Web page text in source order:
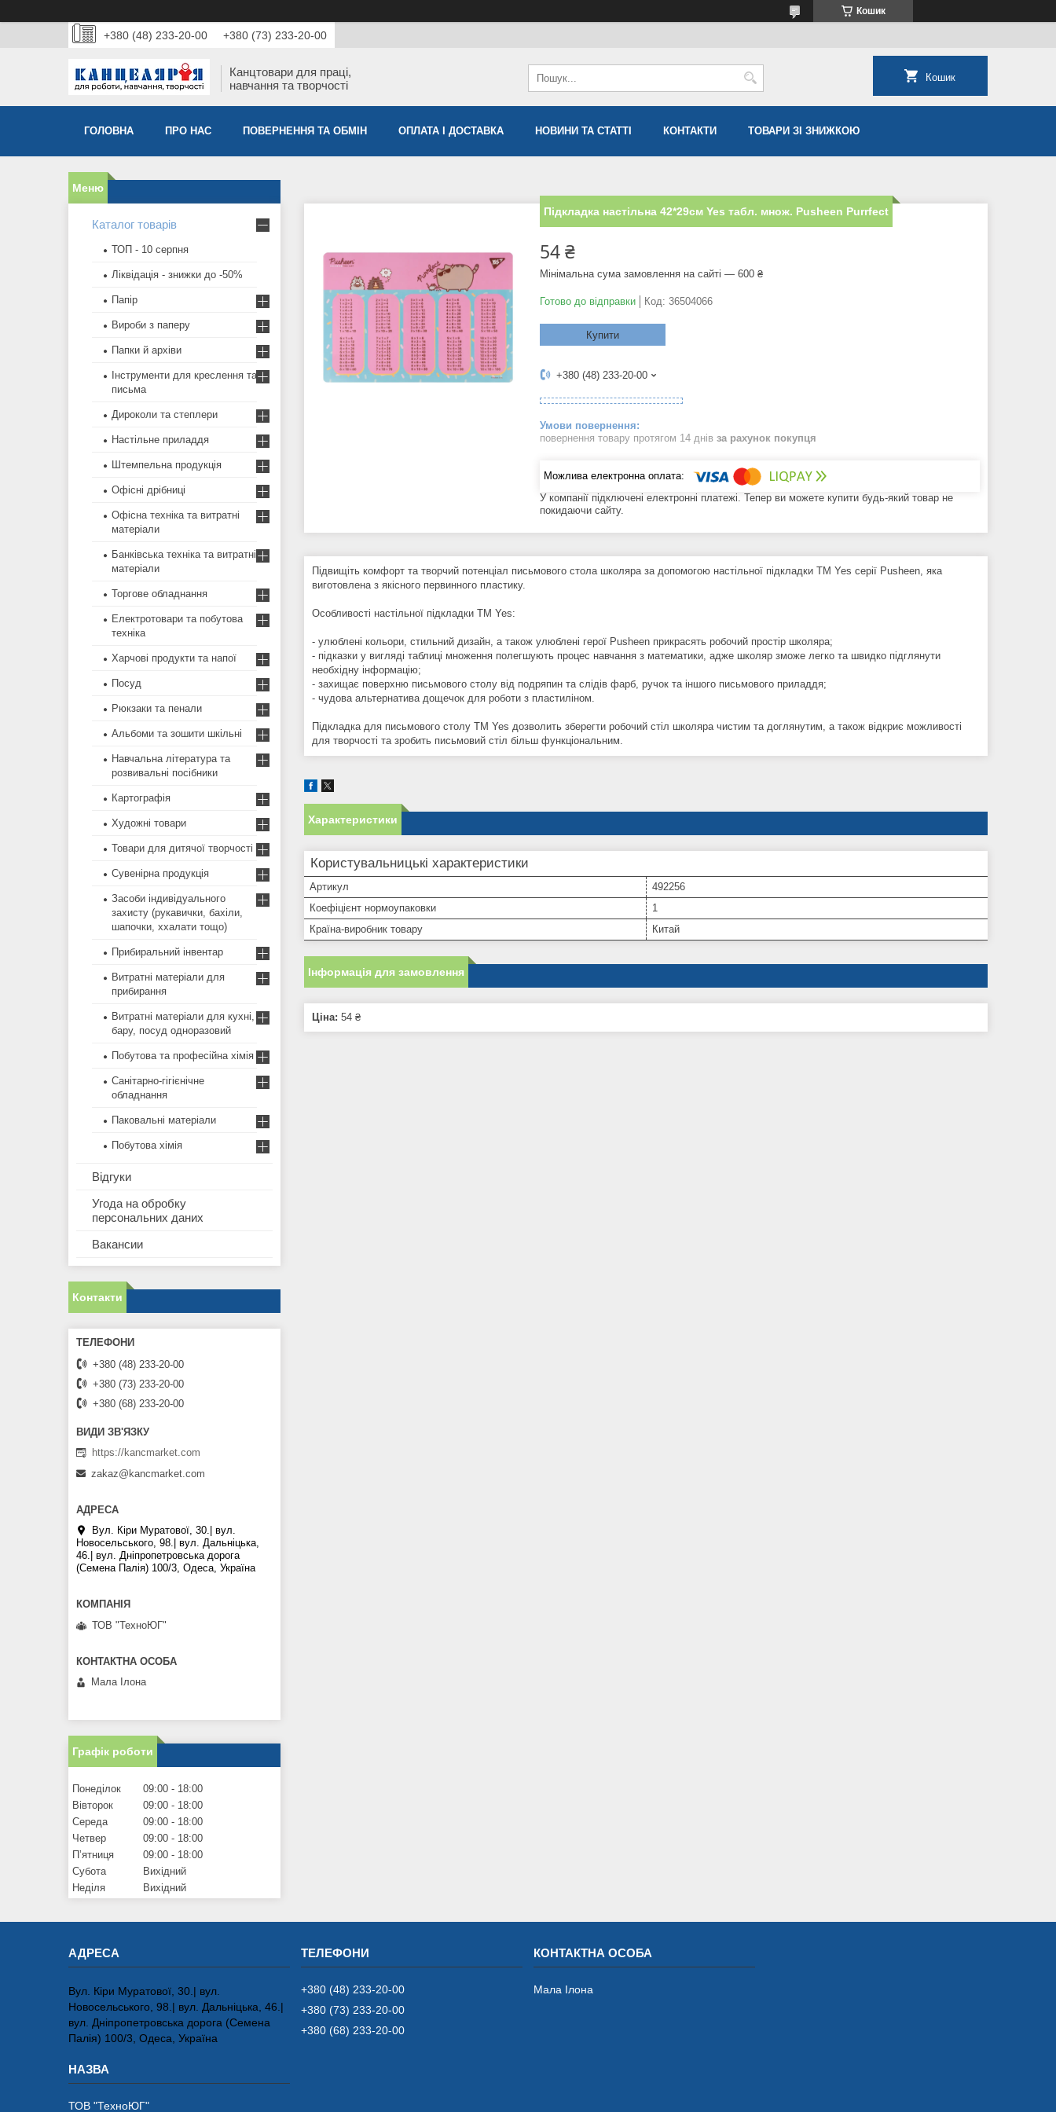
Кошик
+380 (48) 233-20-00 +380 (73) 233-20-00
Канцтовари для працi,
навчання та творчостi
Кошик
ГОЛОВНА ПРО НАС ПОВЕРНЕННЯ ТА ОБМIН ОПЛАТА І ДОСТАВКА НОВИНИ ТА СТАТТІ КОНТАКТИ ТОВАРИ ЗІ ЗНИЖКОЮ
Підкладка настільна 42*29см Yes табл. множ. Pusheen Purrfect
54 ₴
Мінімальна сума замовлення на сайті — 600 ₴
Готово до відправки Код: 36504066
Купити
+380 (48) 233-20-00
повернення товару протягом 14 днів за рахунок покупця
У компанії підключені електронні платежі. Тепер ви можете купити будь-який товар не
покидаючи сайту.
Підвищіть комфорт та творчий потенціал письмового стола школяра за допомогою настільної підкладки ТМ Yes серії Pusheen, яка
виготовлена з якісного первинного пластику.
Особливості настільної підкладки ТМ Yes:
- улюблені кольори, стильний дизайн, а також улюблені герої Pusheen прикрасять робочий простір школяра;
- підказки у вигляді таблиці множення полегшують процес навчання з математики, адже школяр зможе легко та швидко підглянути
необхідну інформацію;
- захищає поверхню письмового столу від подряпин та слідів фарб, ручок та іншого письмового приладдя;
- чудова альтернатива дощечок для роботи з пластиліном.
Підкладка для письмового столу ТМ Yes дозволить зберегти робочий стіл школяра чистим та доглянутим, а також відкриє можливості
для творчості та зробить письмовий стіл більш функціональним.
Характеристики
Користувальницькі характеристики
Артикул
492256
Коефіцієнт нормоупаковки
1
Країна-виробник товару
Китай
Інформація для замовлення
Ціна: 54 ₴
Каталог товарів
ТОП - 10 серпня
Ліквідація - знижки до -50%
Папір
Вироби з паперу
Папки й архіви
Інструменти для креслення та
письма
Дироколи та степлери
Настільне приладдя
Штемпельна продукція
Офісні дрібниці
Офісна техніка та витратні
матеріали
Банківська техніка та витратні
матеріали
Торгове обладнання
Електротовари та побутова
техніка
Харчові продукти та напої
Посуд
Рюкзаки та пенали
Альбоми та зошити шкільні
Навчальна література та
розвивальні посібники
Картографія
Художні товари
Товари для дитячої творчості
Сувенірна продукція
Засоби індивідуального
захисту (рукавички, бахіли,
шапочки, ххалати тощо)
Прибиральний інвентар
Витратні матеріали для
прибирання
Витратні матеріали для кухні,
бару, посуд одноразовий
Побутова та професійна хімія
Санітарно-гігієнічне
обладнання
Паковальні матеріали
Побутова хімія
Відгуки
Угода на обробку
персональних даних
Вакансии
Контакти
+380 (48) 233-20-00
+380 (73) 233-20-00
+380 (68) 233-20-00
https://kancmarket.com
zakaz@kancmarket.com
Вул. Кіри Муратової, 30.| вул.
Новосельського, 98.| вул. Дальніцька,
46.| вул. Дніпропетровська дорога
(Семена Палія) 100/3, Одеса, Україна
ТОВ "ТехноЮГ"
Мала Iлона
Графік роботи
Понеділок 09:00
18:00
Вівторок
09:00
18:00
Середа
09:00
18:00
Четвер
09:00
18:00
Пʼятниця
09:00
18:00
Субота
Вихідний
Неділя
Вихідний
Вул. Кіри Муратової, 30.| вул.
Новосельського, 98.| вул. Дальніцька, 46.|
вул. Дніпропетровська дорога (Семена
Палія) 100/3, Одеса, Україна
ТОВ "ТехноЮГ"
+380 (48) 233-20-00
+380 (73) 233-20-00
+380 (68) 233-20-00
Мала Iлона